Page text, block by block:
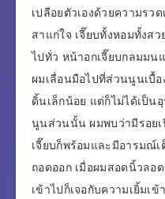
เปลือยตัวเองด้วยความรว
สาแก่ใจ เจี๊ยบทั้งหอมทั้งส
ไปทั่ว หน้าอกเจี๊ยบกลมมน
ผมเลื่อนมือไปที่ส่วนนูนเบื้อ
ดิ้นเล็กน้อย แต่ก็ไม่ได้เป็น
นูนส่วนนั้น ผมพบว่ามีรอย
เจี๊ยบก็พร้อมและมีอารมณ์
ถอดออก เมื่อผมสอดนิ้วลอ
เข้าไปก็เจอกับความเยิ้มเ